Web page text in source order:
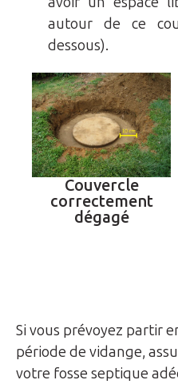
autour de ce
dessous).
Couvercle
correctement
dégagé
Si vous prévoyez partir
période de vidange,
votre fosse septique